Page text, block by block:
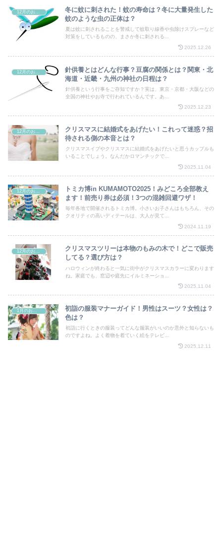
12月のお祭り
冬に蚊に刺された！蚊の寿命は？冬に大量発生した
蚊のような虫の正体は？
夏は蚊に刺されることを警戒して蚊取り線香や虫除けスプレーなど
対策をしているものの、まさか冬に刺される...
2025.12.26
針供養とはどんな行事？豆腐の関係とは？関東・北
海道・近畿・九州の神社の日程は？
針供養という行事をご存知ですか？実は、東京・京都・大阪などの
全国の神社やお寺で行われているんです。あ...
2025.12.23
12月のお祭り
クリスマスに結婚式をあげたい！これって迷惑？招
待される側の本音とは？
クリスマスイブやクリスマスに結婚式をあげたいと思うカップルも
いることでしょう。なんだかロマンチックで...
2025.11.04
12月のお祭り
トミカ博in KUMAMOTO2025！みどころ全部教え
ます！前売り券は必須！3つの混雑回避ワザ！
毎年各地で開催されるトミカ博。小さいお子さんはもちろん、その
クオリティの高いディテールは、大人が見て...
2024.11.19
クリスマスツリーは本物のもみの木で！どこで販売
してる？選び方は？
ハロウィンが終わると一気に街中がクリスマスカラーに変わります
ね。家庭でも、窓辺や庭先にイルミネーショ...
2025.11.04
初詣の服装マナーガイド！男性はスーツ？女性は？
色は？
初詣に行くときの服装ってどんな服装がいいのか意外と知らないも
のですよね。よく着物を着ていく絵をテレビ...
2025.12.11